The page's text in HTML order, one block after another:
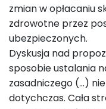
zmian w opłacaniu
zdrowotne przez
ubezpieczonych.
Dyskusja nad
sposobie ustalania
zasadniczego (…)
dotychczas. Cała